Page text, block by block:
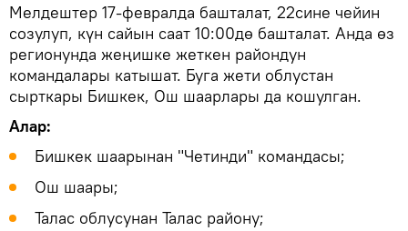
Мелдештер 17-февралда башталат, 22сине чейин
созулуп, күн сайын саат 10:00дө башталат. Анда өз
регионунда жеңишке жеткен райондун
командалары катышат. Буга жети облустан
сырткары Бишкек, Ош шаарлары да кошулган.
Алар:
Бишкек шаарынан "Четинди" командасы;
Ош шаары;
Талас облусунан Талас району;